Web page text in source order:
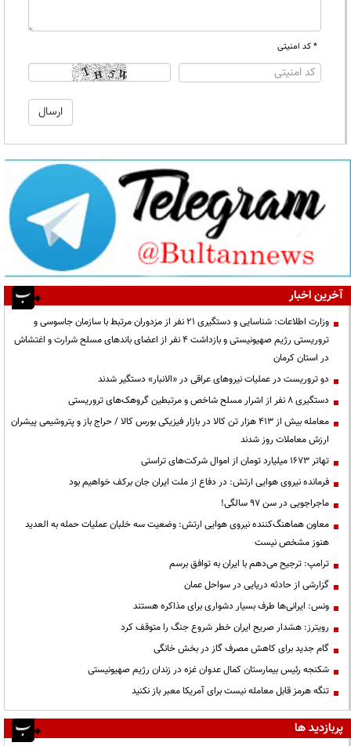
* کد امنیتی
آخرین اخبار
وزارت اطلاعات: شناسایی و دستگیری ۲۱ نفر از مزدوران مرتبط با سازمان جاسوسی و
تروریستی رژیم صهیونیستی و بازداشت ۴ نفر از اعضای باندهای مسلح شرارت و اغتشاش
در استان کرمان
دو تروریست در عملیات نیروهای عراقی در «الانبار» دستگیر شدند
دستگیری ۸ نفر از اشرار مسلح شاخص و مرتبطین گروهک‌های تروریستی
معامله بیش از ۴۱۳ هزار تن کالا در بازار فیزیکی بورس کالا / حراج باز و پتروشیمی پیشران
ارزش معاملات روز شدند
تهاتر ۱۶۷۳ میلیارد تومان از اموال شرکت‌های تراستی
فرمانده نیروی هوایی ارتش: در دفاع از ملت ایران جان برکف خواهیم بود
ماجراجویی در سن ۹۷ سالگی!
معاون هماهنگ‌کننده نیروی هوایی ارتش: وضعیت سه خلبان عملیات حمله به العدید
هنوز مشخص نیست
ترامپ: ترجیح می‌دهم با ایران به توافق برسم
گزارشی از حادثه دریایی در سواحل عمان
ونس: ایرانی‌ها طرف بسیار دشواری برای مذاکره هستند
رویترز: هشدار صریح ایران خطر شروع جنگ را متوقف کرد
گام جدید برای کاهش مصرف گاز در بخش خانگی
شکنجه رئیس بیمارستان کمال عدوان غزه در زندان رژیم صهیونیستی
تنگه هرمز قابل معامله نیست برای آمریکا معبر باز نکنید
پربازدید ها